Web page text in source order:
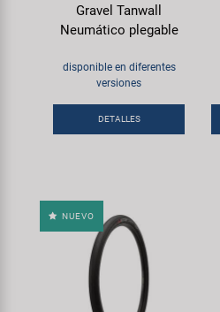
Gravel Tanwall
Neumático plegable
disponible en diferentes
versiones
DETALLES
NUEVO